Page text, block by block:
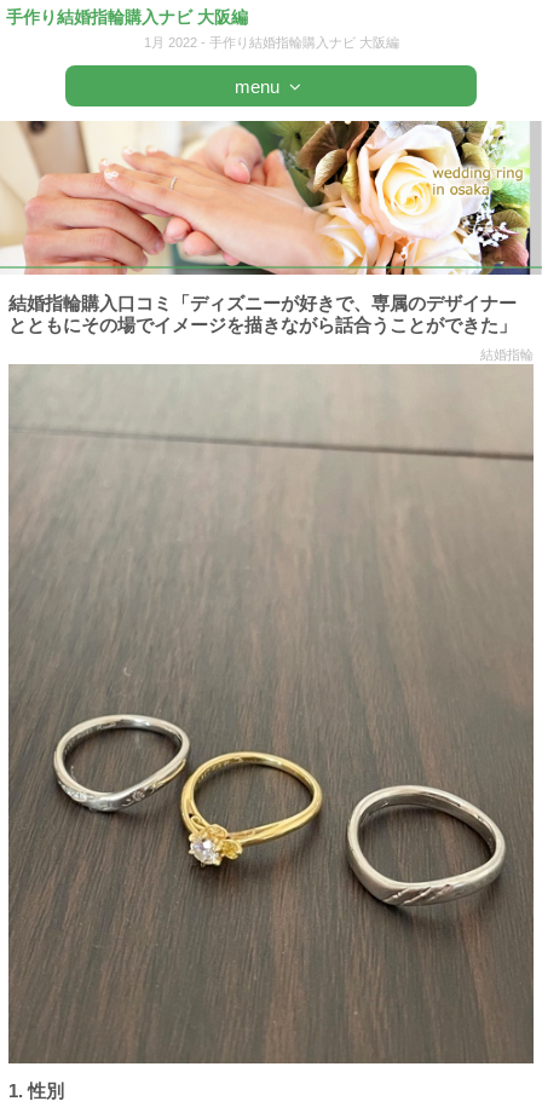
手作り結婚指輪購入ナビ 大阪編
1月 2022 - 手作り結婚指輪購入ナビ 大阪編
menu
結婚指輪購入口コミ「ディズニーが好きで、専属のデザイナー
とともにその場でイメージを描きながら話合うことができた」
結婚指輪
1. 性別